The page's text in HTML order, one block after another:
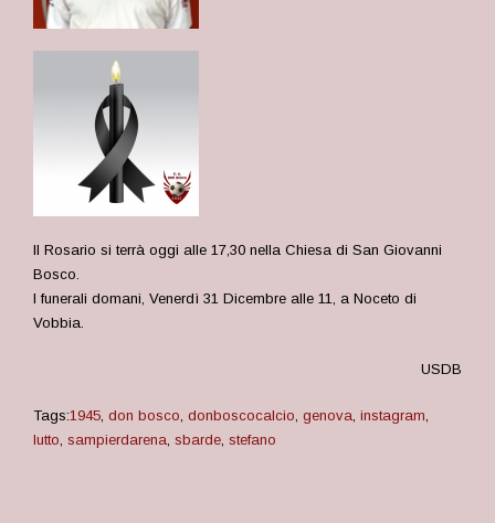
Il Rosario si terrà oggi alle 17,30 nella Chiesa di San Giovanni
Bosco.
I funerali domani, Venerdì 31 Dicembre alle 11, a Noceto di
Vobbia.
USDB
Tags:1945, don bosco, donboscocalcio, genova, instagram,
lutto, sampierdarena, sbarde, stefano